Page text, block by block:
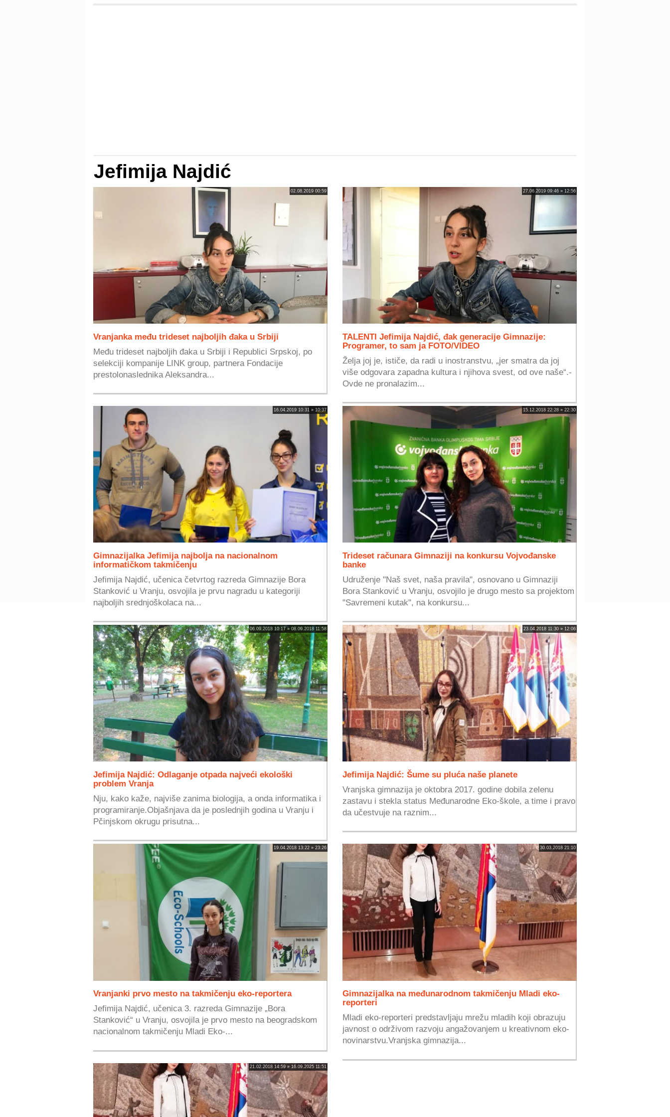
Jefimija Najdić
02.08.2019 00:59
Vranjanka među trideset najboljih đaka u Srbiji
Među trideset najboljih đaka u Srbiji i Republici Srpskoj, po
selekciji kompanije LINK group, partnera Fondacije
prestolonaslednika Aleksandra...
27.06.2019 09:46 » 12:56
TALENTI Jefimija Najdić, đak generacije Gimnazije:
Programer, to sam ja FOTO/VIDEO
Želja joj je, ističe, da radi u inostranstvu, „jer smatra da joj
više odgovara zapadna kultura i njihova svest, od ove naše“.-
Ovde ne pronalazim...
16.04.2019 10:31 » 10:37
Gimnazijalka Jefimija najbolja na nacionalnom
informatičkom takmičenju
Jefimija Najdić, učenica četvrtog razreda Gimnazije Bora
Stanković u Vranju, osvojila je prvu nagradu u kategoriji
najboljih srednjoškolaca na...
15.12.2018 22:28 » 22:30
Trideset računara Gimnaziji na konkursu Vojvođanske
banke
Udruženje "Naš svet, naša pravila", osnovano u Gimnaziji
Bora Stanković u Vranju, osvojilo je drugo mesto sa projektom
"Savremeni kutak", na konkursu...
06.09.2018 10:17 » 08.09.2018 11:58
Jefimija Najdić: Odlaganje otpada najveći ekološki
problem Vranja
Nju, kako kaže, najviše zanima biologija, a onda informatika i
programiranje.Objašnjava da je poslednjih godina u Vranju i
Pčinjskom okrugu prisutna...
23.04.2018 11:30 » 12:06
Jefimija Najdić: Šume su pluća naše planete
Vranjska gimnazija je oktobra 2017. godine dobila zelenu
zastavu i stekla status Međunarodne Eko-škole, a time i pravo
da učestvuje na raznim...
19.04.2018 13:22 » 23:26
Vranjanki prvo mesto na takmičenju eko-reportera
Jefimija Najdić, učenica 3. razreda Gimnazije „Bora
Stanković“ u Vranju, osvojila je prvo mesto na beogradskom
nacionalnom takmičenju Mladi Eko-...
30.03.2018 21:10
Gimnazijalka na međunarodnom takmičenju Mladi eko-
reporteri
Mladi eko-reporteri predstavljaju mrežu mladih koji obrazuju
javnost o održivom razvoju angažovanjem u kreativnom eko-
novinarstvu.Vranjska gimnazija...
21.02.2018 14:59 » 16.09.2025 11:51